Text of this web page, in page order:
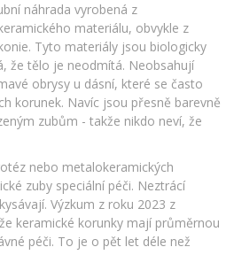
náhrada vyrobená z
materiálu, obvykle z
Tyto materiály jsou biologicky
že tělo je neodmítá. Neobsahují
obrysy u dásní, které se často
korunek. Navíc jsou přesně barevně
zubům - takže nikdo neví, že
nebo metalokeramických
zuby speciální péči. Neztrácí
Výzkum z roku 2023 z
keramické korunky mají průměrnou
péči. To je o pět let déle než